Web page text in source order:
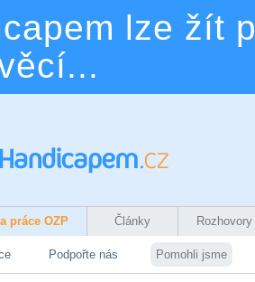
lze žít
práce OZP Články Rozhovory
Podpořte nás Pomohli jsme